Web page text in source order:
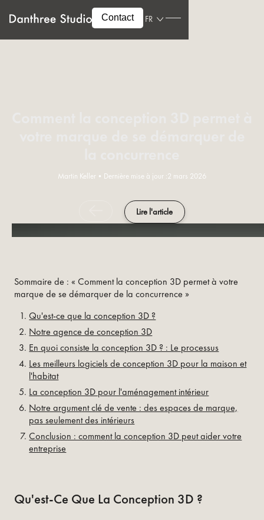
Contact FR
Martin Keller • Dernière mise à jour :2 mars 2026
Lire l'article
Sommaire de : « Comment la conception 3D permet à votre
marque de se démarquer de la concurrence »
Qu'est-ce que la conception 3D ?
Notre agence de conception 3D
En quoi consiste la conception 3D ? : Le processus
Les meilleurs logiciels de conception 3D pour la maison et
l'habitat
La conception 3D pour l'aménagement intérieur
Notre argument clé de vente : des espaces de marque,
pas seulement des intérieurs
Conclusion : comment la conception 3D peut aider votre
entreprise
Qu'est-Ce Que La Conception 3D ?